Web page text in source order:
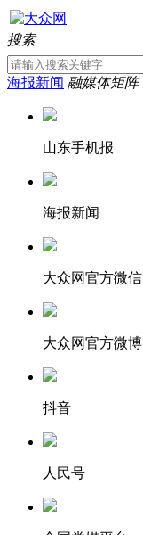
搜索
海报新闻 融媒体矩阵
山东手机报
海报新闻
大众网官方微信
大众网官方微博
抖音
人民号